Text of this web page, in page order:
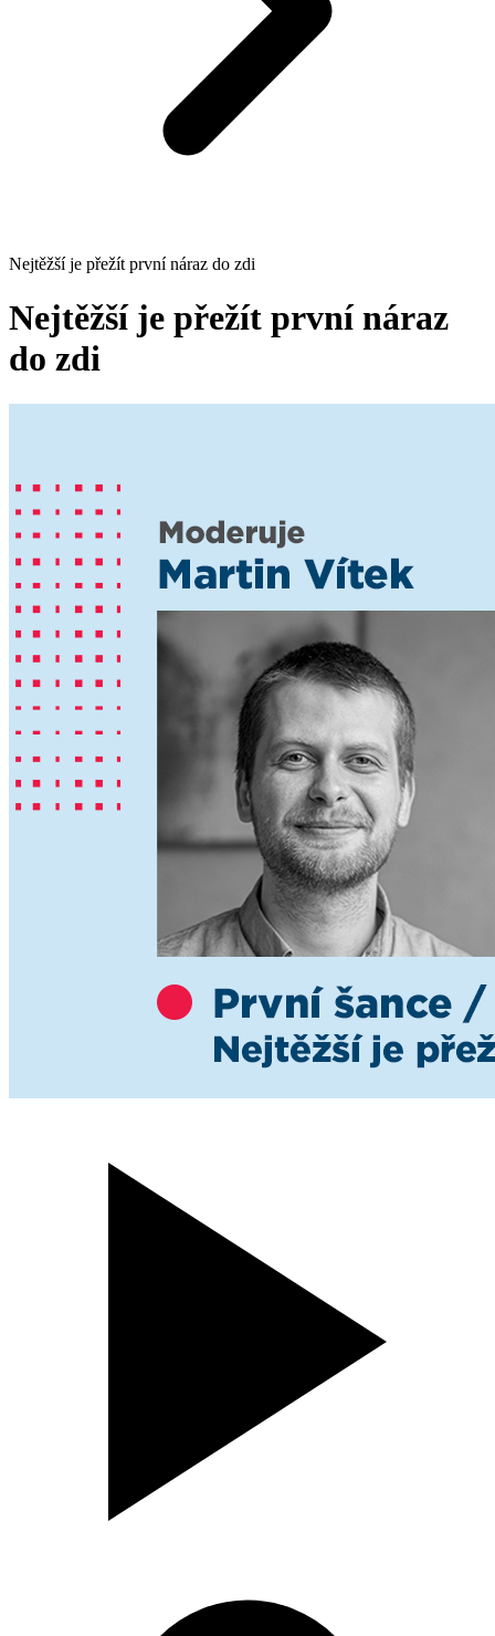
Nejtěžší je přežít první náraz do zdi
Nejtěžší je přežít první náraz
do zdi